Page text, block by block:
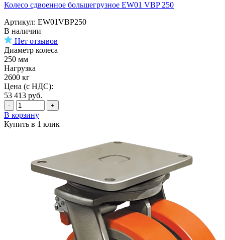
Колесо сдвоенное большегрузное EW01 VBP 250
Артикул: EW01VBP250
В наличии
Нет отзывов
Диаметр колеса
250 мм
Нагрузка
2600 кг
Цена (с НДС):
53 413 руб.
- +
В корзину
Купить в 1 клик